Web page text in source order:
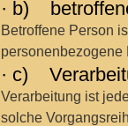
· b)
Betroffene Person
personenbezogene
· c)
Verarbeitung ist
solche